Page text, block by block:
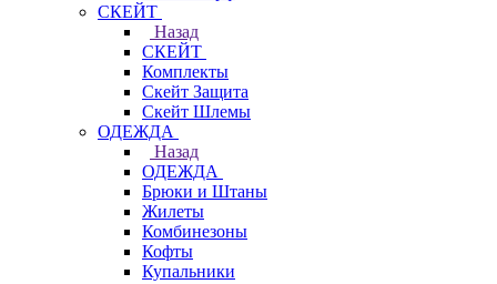
СКЕЙТ
Назад
СКЕЙТ
Комплекты
Скейт Защита
Скейт Шлемы
ОДЕЖДА
Назад
ОДЕЖДА
Брюки и Штаны
Жилеты
Комбинезоны
Кофты
Купальники